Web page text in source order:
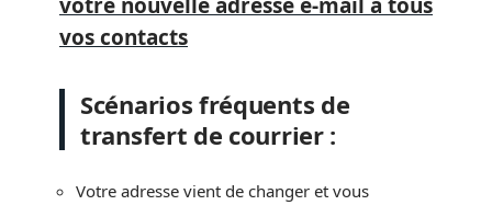
vos contacts
Scénarios fréquents de
transfert de courrier :
Votre adresse vient de changer et vous